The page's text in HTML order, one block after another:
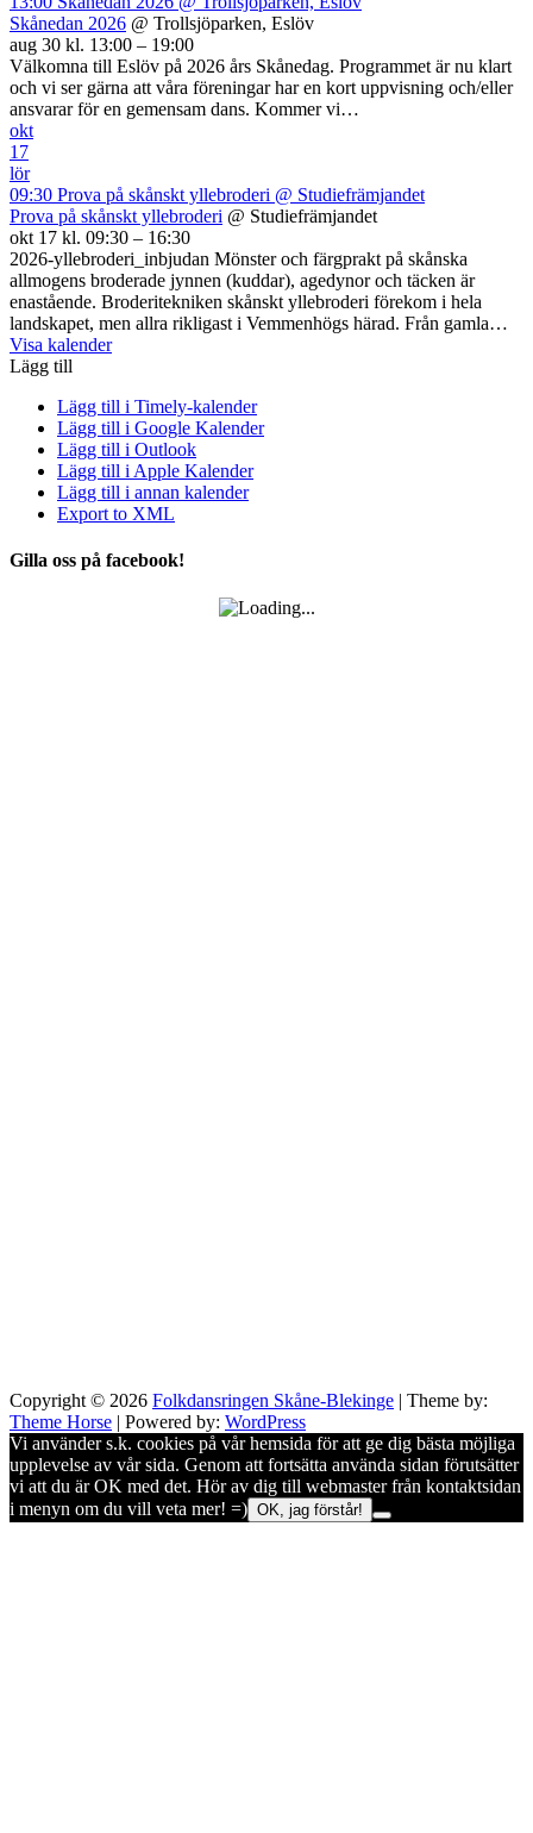
Skånedan 2026 @ Trollsjöparken, Eslöv
aug 30 kl. 13:00 – 19:00
Välkomna till Eslöv på 2026 års Skånedag. Programmet är nu klart
och vi ser gärna att våra föreningar har en kort uppvisning och/eller
ansvarar för en gemensam dans. Kommer vi…
okt
17
lör
09:30 Prova på skånskt yllebroderi @ Studiefrämjandet
Prova på skånskt yllebroderi @ Studiefrämjandet
okt 17 kl. 09:30 – 16:30
2026-yllebroderi_inbjudan Mönster och färgprakt på skånska
allmogens broderade jynnen (kuddar), agedynor och täcken är
enastående. Broderitekniken skånskt yllebroderi förekom i hela
landskapet, men allra rikligast i Vemmenhögs härad. Från gamla…
Visa kalender
Lägg till
Lägg till i Timely-kalender
Lägg till i Google Kalender
Lägg till i Outlook
Lägg till i Apple Kalender
Lägg till i annan kalender
Export to XML
Gilla oss på facebook!
Copyright © 2026 Folkdansringen Skåne-Blekinge | Theme by:
Theme Horse | Powered by: WordPress
Vi använder s.k. cookies på vår hemsida för att ge dig bästa möjliga
upplevelse av vår sida. Genom att fortsätta använda sidan förutsätter
vi att du är OK med det. Hör av dig till webmaster från kontaktsidan
i menyn om du vill veta mer! =) OK, jag förstår!